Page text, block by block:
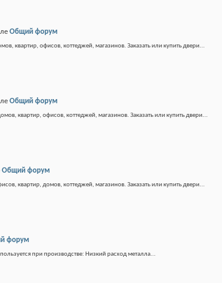
Общий форум
квартир, офисов, коттеджей, магазинов. Заказать или купить двери...
Общий форум
квартир, офисов, коттеджей, магазинов. Заказать или купить двери...
Общий форум
квартир, домов, коттеджей, магазинов. Заказать или купить двери...
форум
при производстве: Низкий расход металла...